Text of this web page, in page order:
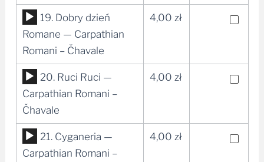
dźwiękowych
Odtwarzacz
plików
dźwiękowych
19. Dobry dzień
Romane — Carpathian
Romani – Čhavale
4,00 zł
Odtwarzacz
plików
dźwiękowych
20. Ruci Ruci —
Carpathian Romani –
Čhavale
4,00 zł
Odtwarzacz
plików
21. Cyganeria —
Carpathian Romani –
4,00 zł